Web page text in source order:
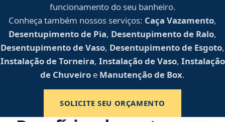
funcionamento do seu banheiro.
Conheça também nossos serviços: Caça Vazamento,
Desentupimento de Pia, Desentupimento de Ralo,
Desentupimento de Vaso, Desentupimento de Esgoto,
Instalação de Torneira, Instalação de Vaso, Instalação
de Chuveiro e Manutenção de Box.
SOLICITE SEU ORÇAMENTO